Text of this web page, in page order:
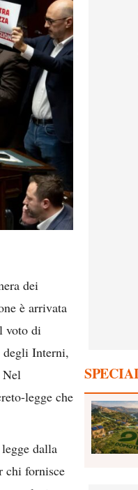
dei
è arrivata
voto di
degli Interni,
Nel
legge che
dalla
chi fornisce